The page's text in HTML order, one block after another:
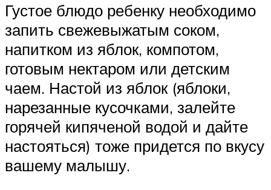
Густое блюдо ребенку необходимо
запить свежевыжатым соком,
напитком из яблок, компотом,
готовым нектаром или детским
чаем. Настой из яблок (яблоки,
нарезанные кусочками, залейте
горячей кипяченой водой и дайте
настояться) тоже придется по вкусу
вашему малышу.